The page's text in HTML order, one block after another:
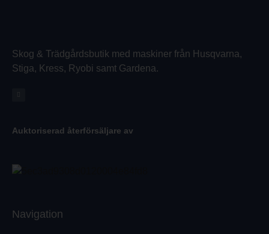
Skog & Trädgårdsbutik med maskiner från Husqvarna,
Stiga, Kress, Ryobi samt Gardena.
Auktoriserad återförsäljare av
Navigation